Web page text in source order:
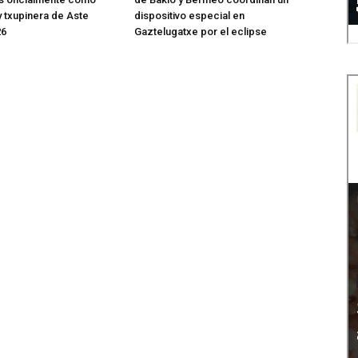
txupinera de Aste
dispositivo especial en
Gaztelugatxe por el eclipse